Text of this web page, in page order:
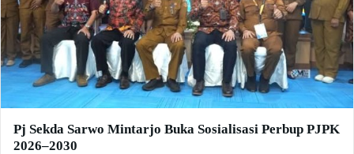
Pj Sekda Sarwo Mintarjo Buka Sosialisasi Perbup PJPK
2026–2030